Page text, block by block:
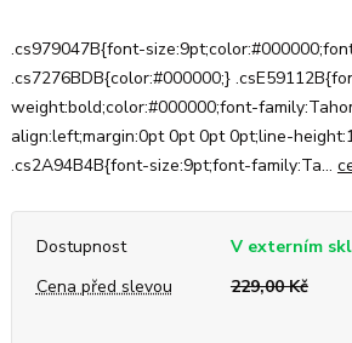
.cs979047B{font-
.cs7276BDB{color:#000000;}
weight:bold;color:#000000;font-
align:left;margin:0pt 0pt 0pt 0pt;line-
.cs2A94B4B{font-size:9pt;font-family:Ta...
Dostupnost
V externím
Cena před slevou
229,00 Kč